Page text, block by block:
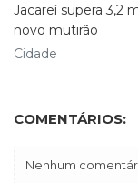
Jacareí supera 3,2
novo mutirão
Cidade
COMENTÁRIOS:
Nenhum